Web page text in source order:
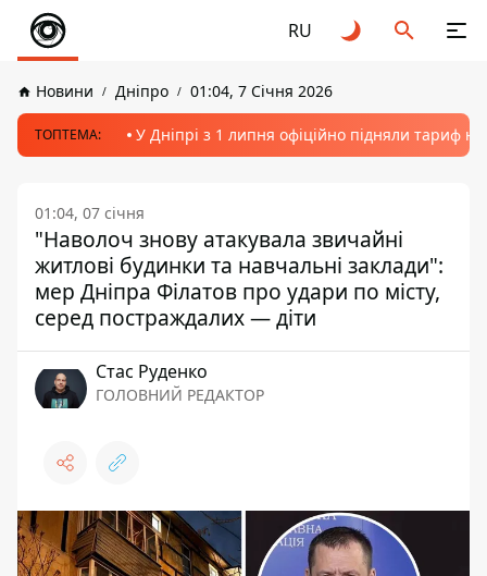
RU
Новини Дніпро 01:04, 7 Січня 2026
ТОПТЕМА: У Дніпрі з 1 липня офіційно підняли тариф
01:04, 07 січня
"Наволоч знову атакувала звичайні
житлові будинки та навчальні заклади":
мер Дніпра Філатов про удари по місту,
серед постраждалих — діти
Стас Руденко
ГОЛОВНИЙ РЕДАКТОР